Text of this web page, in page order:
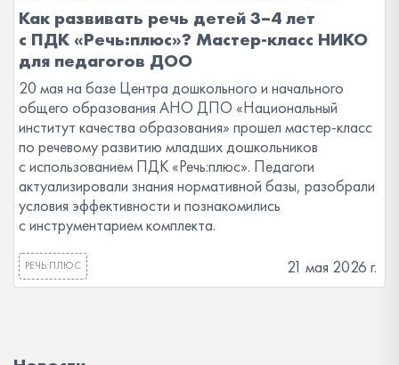
Как развивать речь детей 3–4 лет
с ПДК «Речь:плюс»? Мастер-класс НИКО
для педагогов ДОО
20 мая на базе Центра дошкольного и начального
общего образования АНО ДПО «Национальный
институт качества образования» прошел мастер-класс
по речевому развитию младших дошкольников
с использованием ПДК «Речь:плюс». Педагоги
актуализировали знания нормативной базы, разобрали
условия эффективности и познакомились
с инструментарием комплекта.
РЕЧЬ:ПЛЮС 21 мая 2026 г.